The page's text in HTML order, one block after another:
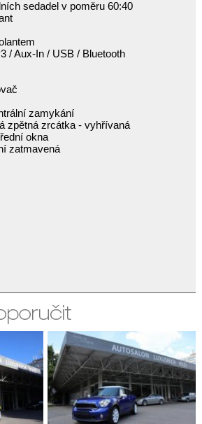
sedadel v poměru 60:40
/ Aux-In / USB / Bluetooth
zamykání
zpětná zrcátka - vyhřívaná
okna
zatmavená